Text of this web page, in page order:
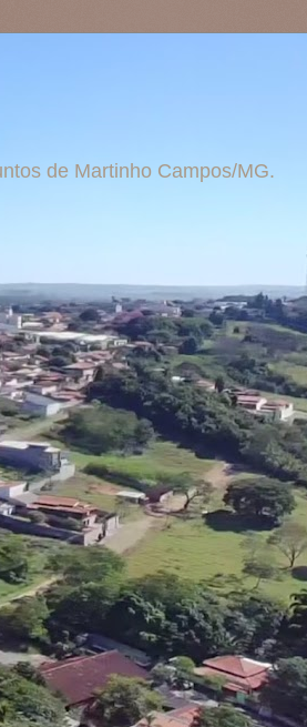
de Martinho Campos/MG.